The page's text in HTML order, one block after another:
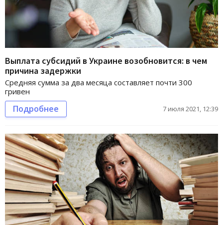
Выплата субсидий в Украине возобновится: в чем
причина задержки
Средняя сумма за два месяца составляет почти 300
гривен
Подробнее 7 июля 2021, 12:39